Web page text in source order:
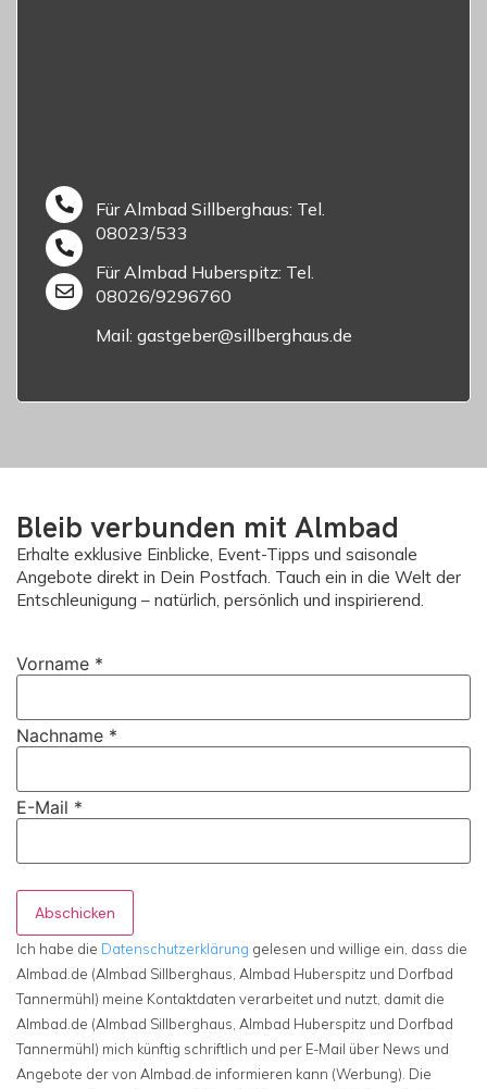
Für Almbad Sillberghaus: Tel.
08023/533
Für Almbad Huberspitz: Tel.
08026/9296760
Mail: gastgeber@sillberghaus.de
Bleib verbunden mit Almbad
Erhalte exklusive Einblicke, Event-Tipps und saisonale
Angebote direkt in Dein Postfach. Tauch ein in die Welt der
Entschleunigung – natürlich, persönlich und inspirierend.
Vorname *
Nachname *
E-Mail *
Abschicken
Ich habe die Datenschutzerklärung gelesen und willige ein, dass die
Almbad.de (Almbad Sillberghaus, Almbad Huberspitz und Dorfbad
Tannermühl) meine Kontaktdaten verarbeitet und nutzt, damit die
Almbad.de (Almbad Sillberghaus, Almbad Huberspitz und Dorfbad
Tannermühl) mich künftig schriftlich und per E-Mail über News und
Angebote der von Almbad.de informieren kann (Werbung). Die